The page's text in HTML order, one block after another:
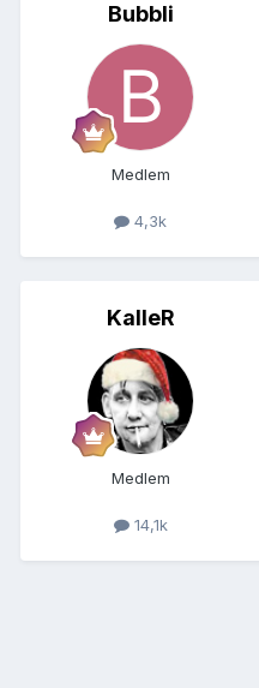
Bubbli
Medlem
4,3k
KalleR
Medlem
14,1k